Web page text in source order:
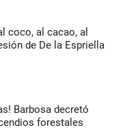
coco, al cacao, al
de De la Espriella
Barbosa decretó
forestales